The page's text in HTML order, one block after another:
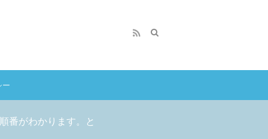
ー
番がわかります。と